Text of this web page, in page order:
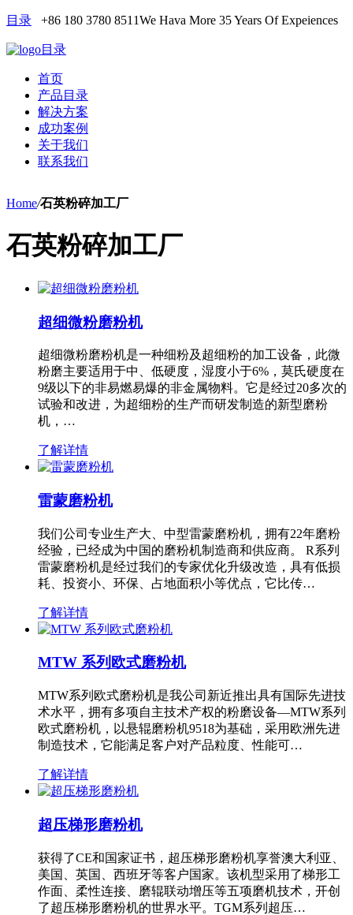
目录 +86 180 3780 8511We Hava More 35 Years Of Expeiences
目录
首页
产品目录
解决方案
成功案例
关于我们
联系我们
Home/石英粉碎加工厂
石英粉碎加工厂
超细微粉磨粉机
超细微粉磨粉机是一种细粉及超细粉的加工设备，此微
粉磨主要适用于中、低硬度，湿度小于6%，莫氏硬度在
9级以下的非易燃易爆的非金属物料。它是经过20多次的
试验和改进，为超细粉的生产而研发制造的新型磨粉
机，…
了解详情
雷蒙磨粉机
我们公司专业生产大、中型雷蒙磨粉机，拥有22年磨粉
经验，已经成为中国的磨粉机制造商和供应商。 R系列
雷蒙磨粉机是经过我们的专家优化升级改造，具有低损
耗、投资小、环保、占地面积小等优点，它比传…
了解详情
MTW 系列欧式磨粉机
MTW系列欧式磨粉机是我公司新近推出具有国际先进技
术水平，拥有多项自主技术产权的粉磨设备—MTW系列
欧式磨粉机，以悬辊磨粉机9518为基础，采用欧洲先进
制造技术，它能满足客户对产品粒度、性能可…
了解详情
超压梯形磨粉机
获得了CE和国家证书，超压梯形磨粉机享誉澳大利亚、
美国、英国、西班牙等客户国家。该机型采用了梯形工
作面、柔性连接、磨辊联动增压等五项磨机技术，开创
了超压梯形磨粉机的世界水平。TGM系列超压…